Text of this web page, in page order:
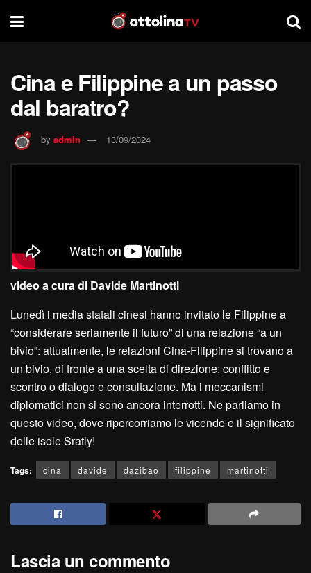
Cina e Filippine a un passo
dal baratro?
by admin 13/09/2024
video a cura di Davide Martinotti
Lunedì i media statali cinesi hanno invitato le Filippine a
“considerare seriamente il futuro” di una relazione “a un
bivio”: attualmente, le relazioni Cina-Filippine si trovano a
un bivio, di fronte a una scelta di direzione: conflitto e
scontro o dialogo e consultazione. Ma i meccanismi
diplomatici non si sono ancora interrotti. Ne parliamo in
questo video, dove ripercorriamo le vicende e il significato
delle isole Sratly!
Tags: cina davide dazibao filippine martinotti
Lascia un commento